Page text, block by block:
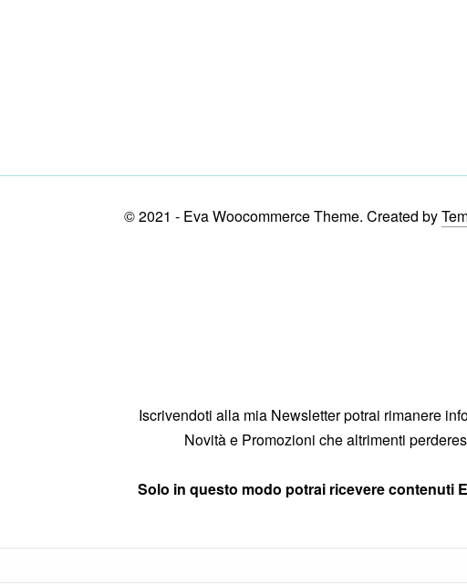
© 2021 - Eva Woocommerce Theme. Created by
Iscrivendoti alla mia Newsletter potrai rimanere
Novità e Promozioni che altrimenti
Solo in questo modo potrai ricevere contenuti